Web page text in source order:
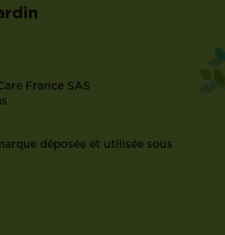
France SAS
déposée et utilisée sous